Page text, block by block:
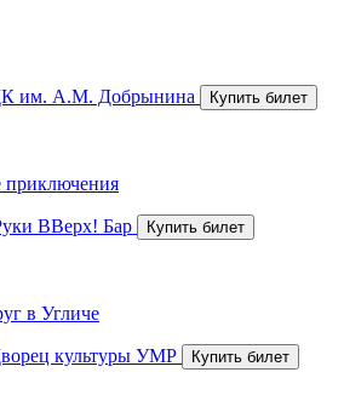
им. А.М. Добрынина
приключения
ВВерх! Бар
в Угличе
культуры УМР